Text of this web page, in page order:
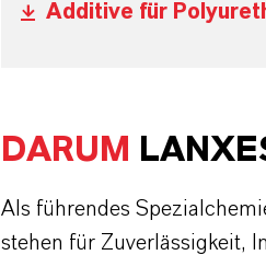
Additive für
DARUM
Als führendes
stehen für Zuverlässigkeit,